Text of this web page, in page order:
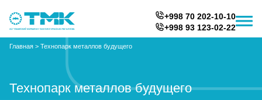
+998 70 202-10-10
+998 93 123-02-22
Главная > Технопарк металлов будущего
Технопарк металлов будущего